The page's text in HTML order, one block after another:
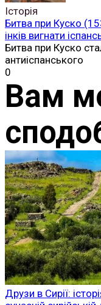
Історія
Битва при Куско
інків вигнати
Битва при Куско
антиіспанського
0
Вам
Друзи в Сирії: